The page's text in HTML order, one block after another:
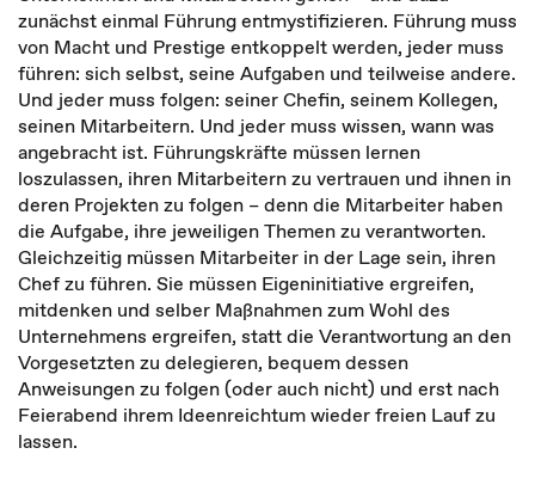
zunächst einmal Führung entmystifizieren. Führung muss
von Macht und Prestige entkoppelt werden, jeder muss
führen: sich selbst, seine Aufgaben und teilweise andere.
Und jeder muss folgen: seiner Chefin, seinem Kollegen,
seinen Mitarbeitern. Und jeder muss wissen, wann was
angebracht ist. Führungskräfte müssen lernen
loszulassen, ihren Mitarbeitern zu vertrauen und ihnen in
deren Projekten zu folgen – denn die Mitarbeiter haben
die Aufgabe, ihre jeweiligen Themen zu verantworten.
Gleichzeitig müssen Mitarbeiter in der Lage sein, ihren
Chef zu führen. Sie müssen Eigeninitiative ergreifen,
mitdenken und selber Maßnahmen zum Wohl des
Unternehmens ergreifen, statt die Verantwortung an den
Vorgesetzten zu delegieren, bequem dessen
Anweisungen zu folgen (oder auch nicht) und erst nach
Feierabend ihrem Ideenreichtum wieder freien Lauf zu
lassen.